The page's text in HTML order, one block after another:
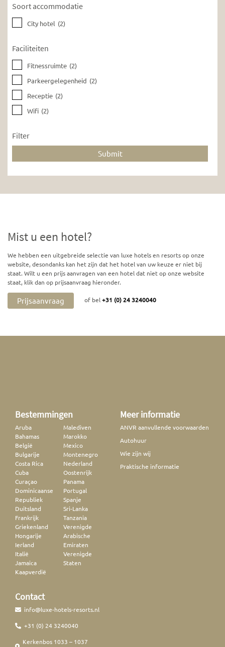
Soort accommodatie
City hotel (2)
Faciliteiten
Fitnessruimte (2)
Parkeergelegenheid (2)
Receptie (2)
Wifi (2)
Filter
Mist u een hotel?
We hebben een uitgebreide selectie van luxe hotels en resorts op onze
website, desondanks kan het zijn dat het hotel van uw keuze er niet bij
staat. Wilt u een prijs aanvragen van een hotel dat niet op onze website
staat, klik dan op prijsaanvraag hieronder.
Prijsaanvraag of bel+31 (0) 24 3240040
Bestemmingen
Aruba
Bahamas
België
Bulgarije
Costa Rica
Cuba
Curaçao
Dominicaanse
Republiek
Duitsland
Frankrijk
Griekenland
Hongarije
Ierland
Italië
Jamaica
Kaapverdië
Malediven
Marokko
Mexico
Montenegro
Nederland
Oostenrijk
Panama
Portugal
Spanje
Sri-Lanka
Tanzania
Verenigde
Arabische
Emiraten
Verenigde
Staten
Meer informatie
ANVR aanvullende voorwaarden
Autohuur
Wie zijn wij
Praktische informatie
Contact
info@luxe-hotels-resorts.nl
+31 (0) 24 3240040
Kerkenbos 1033 – 1037